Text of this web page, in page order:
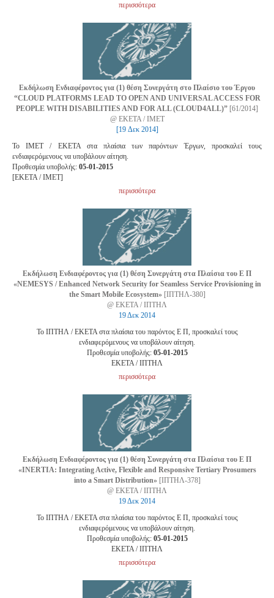
περισσότερα
Εκδήλωση Ενδιαφέροντος για (1) θέση Συνεργάτη στο Πλαίσιο του Έργου
“CLOUD PLATFORMS LEAD TO OPEN AND UNIVERSAL ACCESS FOR
PEOPLE WITH DISABILITIES AND FOR ALL (CLOUD4ALL)” [61/2014]
@ ΕΚΕΤΑ / IMET
[19 Δεκ 2014]
Το ΙMET / EKETA στα πλαίσια των παρόντων Έργων, προσκαλεί τους
ενδιαφερόμενους να υποβάλουν αίτηση.
Προθεσμία υποβολής: 05-01-2015
[EKETA / ΙMET]
περισσότερα
Εκδήλωση Ενδιαφέροντος για (1) θέση Συνεργάτη στα Πλαίσια του Ε Π
«NEMESYS / Enhanced Network Security for Seamless Service Provisioning in
the Smart Mobile Ecosystem» [ΙΠΤΗΛ-380]
@ ΕΚΕΤΑ / ΙΠΤΗΛ
19 Δεκ 2014
Το ΙΠΤΗΛ / ΕΚΕΤΑ στα πλαίσια του παρόντος Ε Π, προσκαλεί τους
ενδιαφερόμενους να υποβάλουν αίτηση.
Προθεσμία υποβολής: 05-01-2015
EKETA / ΙΠΤΗΛ
περισσότερα
Εκδήλωση Ενδιαφέροντος για (1) θέση Συνεργάτη στα Πλαίσια του Ε Π
«INERTIA: Integrating Active, Flexible and Responsive Tertiary Prosumers
into a Smart Distribution» [ΙΠΤΗΛ-378]
@ ΕΚΕΤΑ / ΙΠΤΗΛ
19 Δεκ 2014
Το ΙΠΤΗΛ / ΕΚΕΤΑ στα πλαίσια του παρόντος Ε Π, προσκαλεί τους
ενδιαφερόμενους να υποβάλουν αίτηση.
Προθεσμία υποβολής: 05-01-2015
EKETA / ΙΠΤΗΛ
περισσότερα